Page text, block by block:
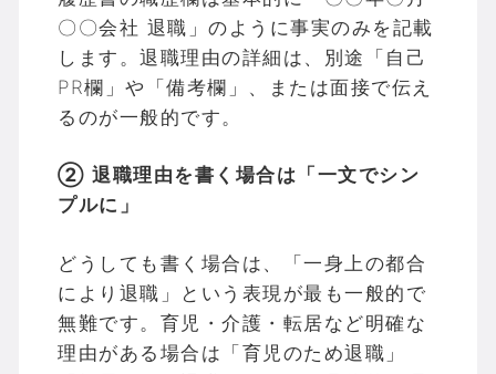
〇〇会社 退職」のように事実のみを記載
します。退職理由の詳細は、別途「自己
PR欄」や「備考欄」、または面接で伝え
るのが一般的です。
② 退職理由を書く場合は「一文でシン
プルに」
どうしても書く場合は、「一身上の都合
により退職」という表現が最も一般的で
無難です。育児・介護・転居など明確な
理由がある場合は「育児のため退職」